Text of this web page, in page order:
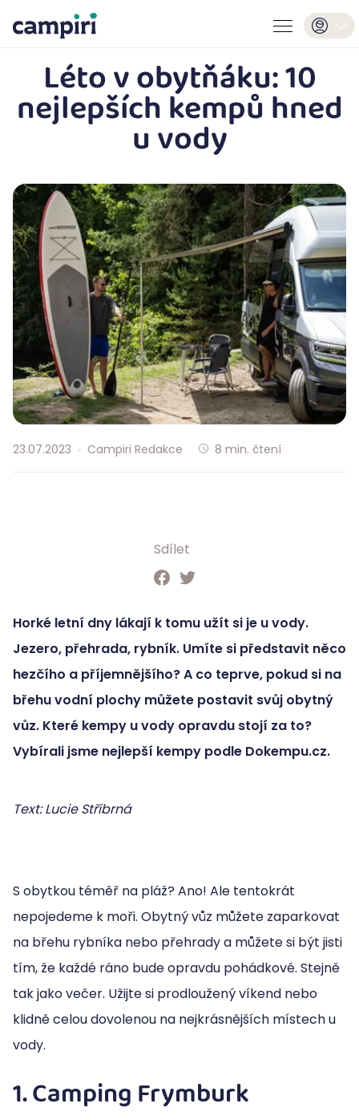
Léto v obytňáku: 10
nejlepších kempů hned
u vody
23.07.2023 Campiri Redakce 8 min. čtení
Sdílet
Horké letní dny lákají k tomu užít si je u vody.
Jezero, přehrada, rybník. Umíte si představit něco
hezčího a příjemnějšího? A co teprve, pokud si na
břehu vodní plochy můžete postavit svůj obytný
vůz. Které kempy u vody opravdu stojí za to?
Vybírali jsme nejlepší kempy podle Dokempu.cz.
Text: Lucie Stříbrná
S obytkou téměř na pláž? Ano! Ale tentokrát
nepojedeme k moři. Obytný vůz můžete zaparkovat
na břehu rybníka nebo přehrady a můžete si být jisti
tím, že každé ráno bude opravdu pohádkové. Stejně
tak jako večer. Užijte si prodloužený víkend nebo
klidně celou dovolenou na nejkrásnějších místech u
vody.
1. Camping Frymburk